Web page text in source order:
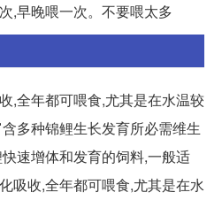
,早晚喂一次。不要喂太多
,全年都可喂食,尤其是在水温较
多种锦鲤生长发育所必需维生
速增体和发育的饲料,一般适
吸收,全年都可喂食,尤其是在水